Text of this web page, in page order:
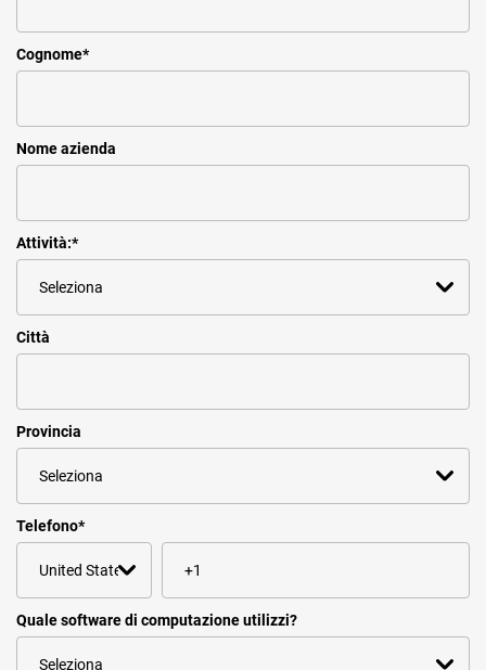
Cognome*
Nome azienda
Attività:*
Città
Provincia
Telefono*
Quale software di computazione utilizzi?